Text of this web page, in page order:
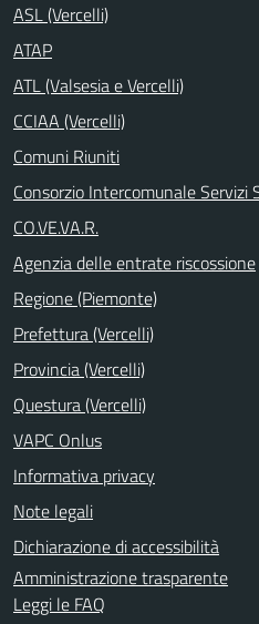
ASL (Vercelli)
ATAP
ATL (Valsesia e Vercelli)
CCIAA (Vercelli)
Comuni Riuniti
Consorzio Intercomunale Servizi
CO.VE.VA.R.
Agenzia delle entrate riscossione
Regione (Piemonte)
Prefettura (Vercelli)
Provincia (Vercelli)
Questura (Vercelli)
VAPC Onlus
Informativa privacy
Note legali
Dichiarazione di accessibilità
Amministrazione trasparente
Leggi le FAQ